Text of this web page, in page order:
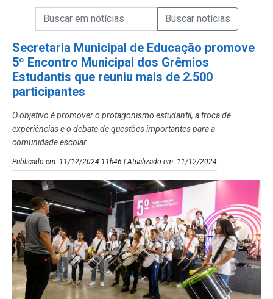
Campo de Busca de Notícias
Campo de Busca de informaçõesEnviar a Busca de Notícias
Secretaria Municipal de Educação promove
5º Encontro Municipal dos Grêmios
Estudantis que reuniu mais de 2.500
participantes
O objetivo é promover o protagonismo estudantil, a troca de
experiências e o debate de questões importantes para a
comunidade escolar
Publicado em: 11/12/2024 11h46 | Atualizado em: 11/12/2024